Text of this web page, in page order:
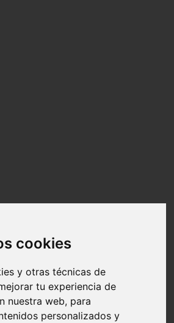
cookies
y otras técnicas de
tu experiencia de
nuestra web, para
personalizados y